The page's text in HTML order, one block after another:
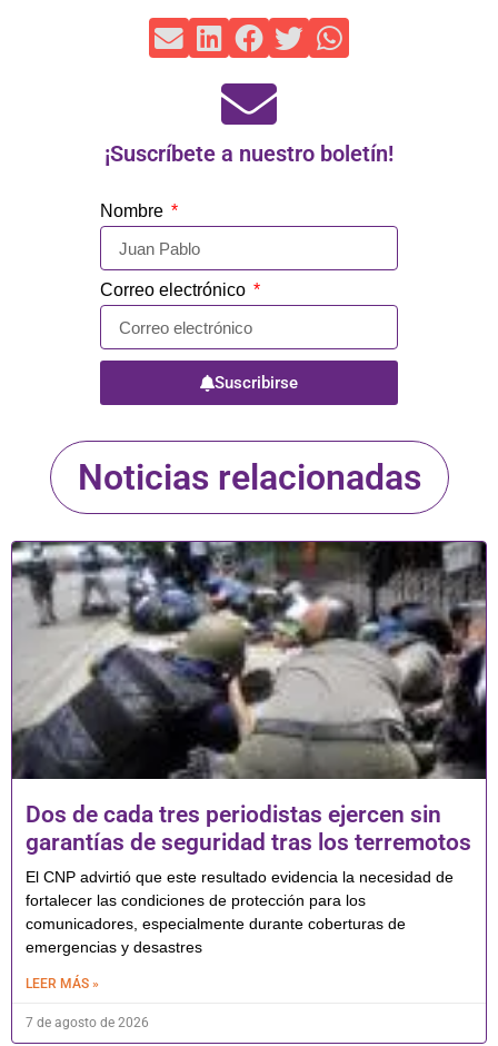
¡Suscríbete a nuestro boletín!
Nombre
Correo electrónico
Suscribirse
Noticias relacionadas
Dos de cada tres periodistas ejercen sin
garantías de seguridad tras los terremotos
El CNP advirtió que este resultado evidencia la necesidad de
fortalecer las condiciones de protección para los
comunicadores, especialmente durante coberturas de
emergencias y desastres
LEER MÁS »
7 de agosto de 2026